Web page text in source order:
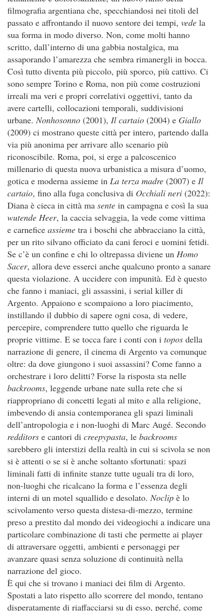
filmografia argentiana che, specchiandosi nei titoli del
passato e affrontando il nuovo sentore dei tempi, vede la
sua forma in modo diverso. Non, come molti hanno
scritto, dall’interno di una gabbia nostalgica, ma
assaporando l’amarezza che sembra rimanergli in bocca.
Così tutto diventa più piccolo, più sporco, più cattivo. Ci
sono sempre Torino e Roma, non più come costruzioni
irreali ma veri e propri correlativi oggettivi, tanto da
avere cartelli, collocazioni temporali, suddivisioni
urbane.Nonhosonno (2001), Il cartaio (2004) e Giallo
(2009) ci mostrano queste città per intero, partendo dalla
via più anonima per arrivare allo scenario più
riconoscibile. Roma, poi, si erge a palcoscenico
millenario di questa nuova urbanistica a misura d’uomo,
gotica e moderna assieme in La terza madre (2007) e Il
cartaio, fino alla fuga conclusiva di Occhiali neri (2022):
Diana è cieca in città ma sente in campagna e così la sua
wutende Heer, la caccia selvaggia, la vede come vittima
e carnefice assieme tra i boschi che abbracciano la città,
per un rito silvano officiato da cani feroci e uomini fetidi.
Se c’è un confine e chi lo oltrepassa diviene un Homo
Sacer, allora deve esserci anche qualcuno pronto a sanare
questa violazione. A uccidere con impunità. Ed è questo
che fanno i maniaci, gli assassini, i serial killer di
Argento. Appaiono e scompaiono a loro piacimento,
instillando il dubbio di sapere ogni cosa, di vedere,
percepire, comprendere tutto quello che riguarda le
proprie vittime. E se tocca fare i conti con i topos della
narrazione di genere, il cinema di Argento va comunque
oltre: da dove giungono i suoi assassini? Come fanno a
orchestrare i loro delitti? Forse la risposta sta nelle
backrooms, leggende urbane nate sulla rete che si
riappropriano di concetti legati al mito e alla religione,
imbevendo di ansia contemporanea gli spazi liminali
dell’antropologia e i non-luoghi di Marc Augé. Secondo
redditors e cantori di creepypasta, le backrooms
sarebbero gli interstizi della realtà in cui si scivola se non
si è attenti o se si è anche soltanto sfortunati: spazi
liminali fatti di infinite stanze tutte uguali tra di loro,
non-luoghi che ricalcano la forma e l’essenza degli
interni di un motel squallido e desolato.Noclip è lo
scivolamento verso questa distesa-di-mezzo, termine
preso a prestito dal mondo dei videogiochi a indicare una
particolare combinazione di tasti che permette ai player
di attraversare oggetti, ambienti e personaggi per
avanzare quasi senza soluzione di continuità nella
narrazione del gioco.
È qui che si trovano i maniaci dei film di Argento.
Spostati a lato rispetto allo scorrere del mondo, tentano
disperatamente di riaffacciarsi su di esso, perché, come